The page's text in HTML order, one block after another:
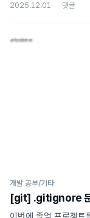
인터넷 서비스들은 기
년 전의 글까지 나열
이러한 불편한 인터
때문이다.은행 시스
(Core Banking
2025.12.01
개발 공부/기타
[git] .gitignore 문
이번에 졸업 프로젝트